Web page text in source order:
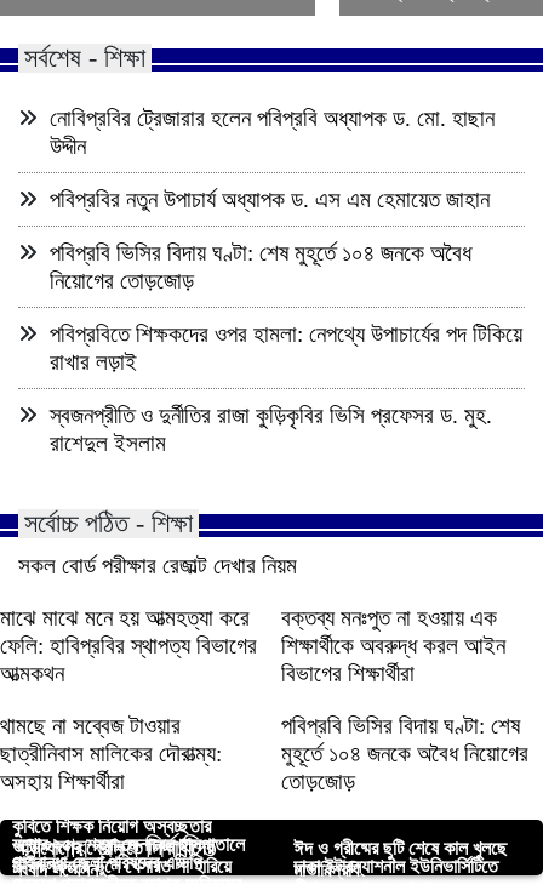
সর্বশেষ - শিক্ষা
নোবিপ্রবির ট্রেজারার হলেন পবিপ্রবি অধ্যাপক ড. মো. হাছান
উদ্দীন
পবিপ্রবির নতুন উপাচার্য অধ্যাপক ড. এস এম হেমায়েত জাহান
পবিপ্রবি ভিসির বিদায় ঘণ্টা: শেষ মুহূর্তে ১০৪ জনকে অবৈধ
নিয়োগের তোড়জোড়
পবিপ্রবিতে শিক্ষকদের ওপর হামলা: নেপথ্যে উপাচার্যের পদ টিকিয়ে
রাখার লড়াই
স্বজনপ্রীতি ও দুর্নীতির রাজা কুড়িকৃবির ভিসি প্রফেসর ড. মুহ.
রাশেদুল ইসলাম
সর্বোচ্চ পঠিত - শিক্ষা
সকল বোর্ড পরীক্ষার রেজাল্ট দেখার নিয়ম
মাঝে মাঝে মনে হয় আত্মহত্যা করে
ফেলি: হাবিপ্রবির স্থাপত্য বিভাগের
আত্মকথন
বক্তব্য মনঃপুত না হওয়ায় এক
শিক্ষার্থীকে অবরুদ্ধ করল আইন
বিভাগের শিক্ষার্থীরা
থামছে না সব্বেজ টাওয়ার
ছাত্রীনিবাস মালিকের দৌরাত্ম্য:
অসহায় শিক্ষার্থীরা
পবিপ্রবি ভিসির বিদায় ঘণ্টা: শেষ
মুহূর্তে ১০৪ জনকে অবৈধ নিয়োগের
তোড়জোড়
আপনার জন্য নির্বাচিত
কুবিতে শিক্ষক নিয়োগ অস্বচ্ছতার
অভিযোগের প্রেক্ষিতে শিক্ষার্থীদের
সংবাদ সম্মেলন
‎ঈদ ও গ্রীষ্মের ছুটি শেষে কাল খুলছে
মাভাবিপ্রবি
যশোর ২৫০ শয্যা জেনারেল হাসপাতালে
চিকিৎসকদের ভুলে খেসারত পা হারিয়ে
ঢাকা ইন্টারন্যাশনাল ইউনিভার্সিটিতে
গাইবান্ধা জেলা পরিষদের এডিপি
প্রকল্পে পলাশবাড়ীতে ব্যাপক অনিয়মের